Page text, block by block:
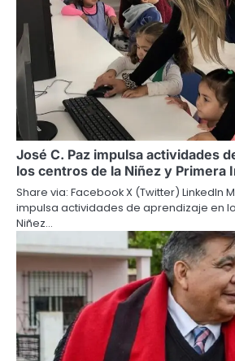
José C. Paz impulsa actividades
los centros de la Niñez y Primera
Share via: Facebook X (Twitter) LinkedIn
impulsa actividades de aprendizaje en
Niñez…